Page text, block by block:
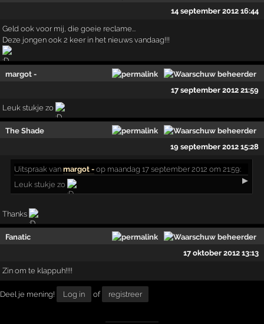
14 september 2012 16:44
Geld ook voor mij, die goeie reclame...
Deze jongen ook 2 keer in het nieuws vandaag!!!
margot -
17 september 2012 21:59
Leuk stukje zo
The Shade
19 september 2012 15:28
Uitspraak vanmargot - op maandag 17 september 2012 om 21:59:
▶
Leuk stukje zo
Thanks
Fanatic
17 oktober 2012 13:13
Zin om te klappuh!!!!
Deel je mening! Log in of registreer